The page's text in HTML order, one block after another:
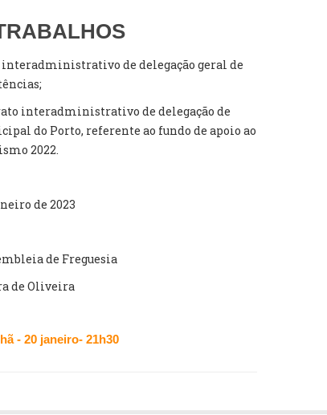
interadministrativo de delegação geral de
interadministrativo de delegação de
do Porto, referente ao fundo de apoio ao
2022.
de 2023
de Freguesia
de Oliveira
- 20 janeiro- 21h30